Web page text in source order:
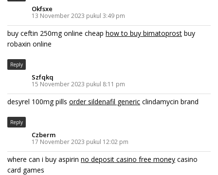
Okfsxe
13 November 2023 pukul 3:49 pm
buy ceftin 250mg online cheap how to buy bimatoprost buy
robaxin online
Reply
Szfqkq
15 November 2023 pukul 8:11 pm
desyrel 100mg pills order sildenafil generic clindamycin brand
Reply
Czberm
17 November 2023 pukul 12:02 pm
where can i buy aspirin no deposit casino free money casino
card games